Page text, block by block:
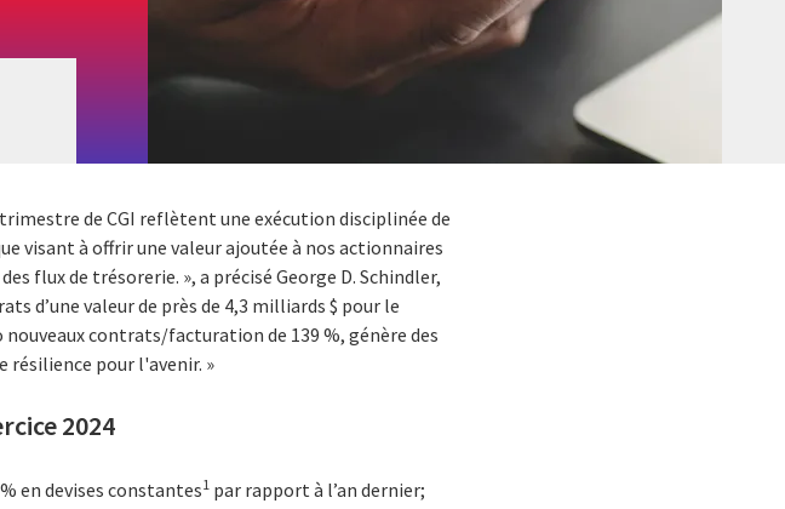
de CGI reflètent une exécution disciplinée de
visant à offrir une valeur ajoutée à nos actionnaires
flux de trésorerie. », a précisé George D. Schindler,
d’une valeur de près de 4,3 milliards $ pour le
contrats/facturation de 139 %, génère des
résilience pour l'avenir. »
2024
en devises constantes1 par rapport à l’an dernier;